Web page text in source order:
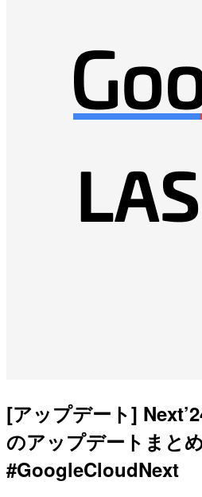
[アップデート]
のアップデートまと
#GoogleCloudNext